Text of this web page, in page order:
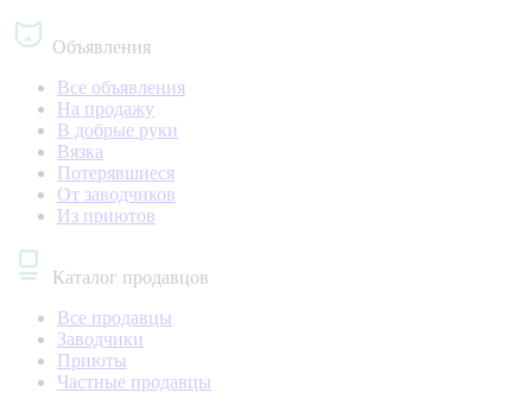
Объявления
Все объявления
На продажу
В добрые руки
Вязка
Потерявшиеся
От заводчиков
Из приютов
Каталог продавцов
Все продавцы
Заводчики
Приюты
Частные продавцы